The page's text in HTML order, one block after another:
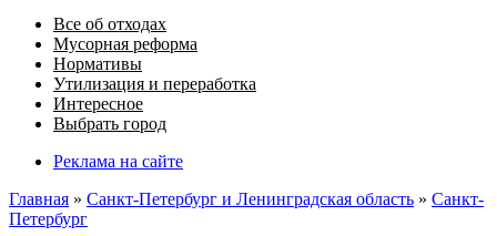
Все об отходах
Мусорная реформа
Нормативы
Утилизация и переработка
Интересное
Выбрать город
Реклама на сайте
Главная » Санкт-Петербург и Ленинградская область » Санкт-
Петербург